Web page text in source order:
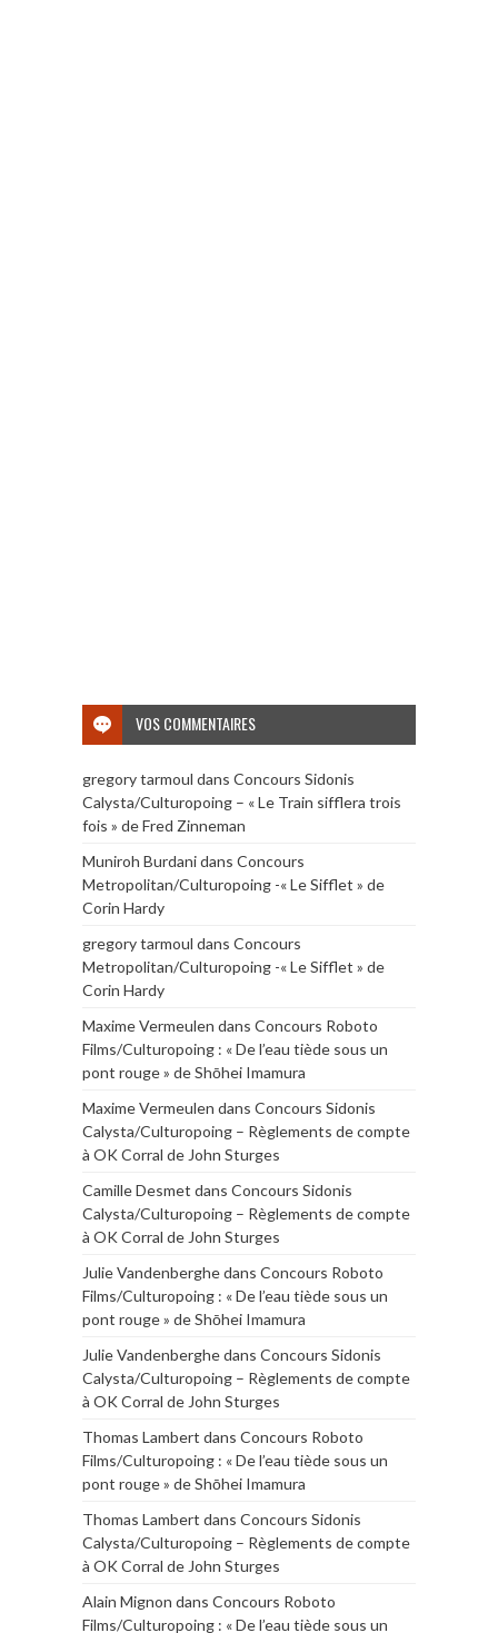
VOS COMMENTAIRES
gregory tarmoul dans Concours Sidonis
Calysta/Culturopoing – « Le Train sifflera trois
fois » de Fred Zinneman
Muniroh Burdanidans Concours
Metropolitan/Culturopoing -« Le Sifflet » de
Corin Hardy
gregory tarmoul dans Concours
Metropolitan/Culturopoing -« Le Sifflet » de
Corin Hardy
Maxime Vermeulen dans Concours Roboto
Films/Culturopoing : « De l’eau tiède sous un
pont rouge » de Shōhei Imamura
Maxime Vermeulen dans Concours Sidonis
Calysta/Culturopoing – Règlements de compte
à OK Corral de John Sturges
Camille Desmet dans Concours Sidonis
Calysta/Culturopoing – Règlements de compte
à OK Corral de John Sturges
Julie Vandenberghedans Concours Roboto
Films/Culturopoing : « De l’eau tiède sous un
pont rouge » de Shōhei Imamura
Julie Vandenberghedans Concours Sidonis
Calysta/Culturopoing – Règlements de compte
à OK Corral de John Sturges
Thomas Lambert dans Concours Roboto
Films/Culturopoing : « De l’eau tiède sous un
pont rouge » de Shōhei Imamura
Thomas Lambert dans Concours Sidonis
Calysta/Culturopoing – Règlements de compte
à OK Corral de John Sturges
Alain Mignon dans Concours Roboto
Films/Culturopoing : « De l’eau tiède sous un